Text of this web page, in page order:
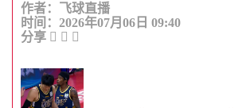
作者：飞球直播
时间：2026年07月06日 09:40
分享